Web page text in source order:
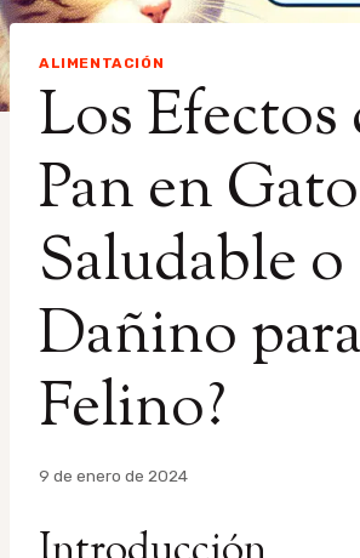
ALIMENTACIÓN
Los Efectos
Pan en
Saludable o
Dañino
Felino?
Por
9 de enero de 2024